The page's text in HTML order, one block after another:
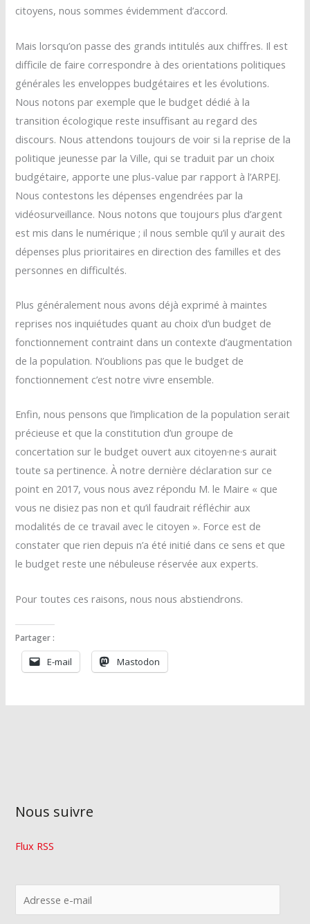
citoyens, nous sommes évidemment d’accord.
Mais lorsqu’on passe des grands intitulés aux chiffres. Il est
difficile de faire correspondre à des orientations politiques
générales les enveloppes budgétaires et les évolutions.
Nous notons par exemple que le budget dédié à la
transition écologique reste insuffisant au regard des
discours. Nous attendons toujours de voir si la reprise de la
politique jeunesse par la Ville, qui se traduit par un choix
budgétaire, apporte une plus-value par rapport à l’ARPEJ.
Nous contestons les dépenses engendrées par la
vidéosurveillance. Nous notons que toujours plus d’argent
est mis dans le numérique ; il nous semble qu’il y aurait des
dépenses plus prioritaires en direction des familles et des
personnes en difficultés.
Plus généralement nous avons déjà exprimé à maintes
reprises nos inquiétudes quant au choix d’un budget de
fonctionnement contraint dans un contexte d’augmentation
de la population. N’oublions pas que le budget de
fonctionnement c’est notre vivre ensemble.
Enfin, nous pensons que l’implication de la population serait
précieuse et que la constitution d’un groupe de
concertation sur le budget ouvert aux citoyen·ne·s aurait
toute sa pertinence. À notre dernière déclaration sur ce
point en 2017, vous nous avez répondu M. le Maire « que
vous ne disiez pas non et qu’il faudrait réfléchir aux
modalités de ce travail avec le citoyen ». Force est de
constater que rien depuis n’a été initié dans ce sens et que
le budget reste une nébuleuse réservée aux experts.
Pour toutes ces raisons, nous nous abstiendrons.
Partager :
E-mail Mastodon
Nous suivre
Flux RSS
d